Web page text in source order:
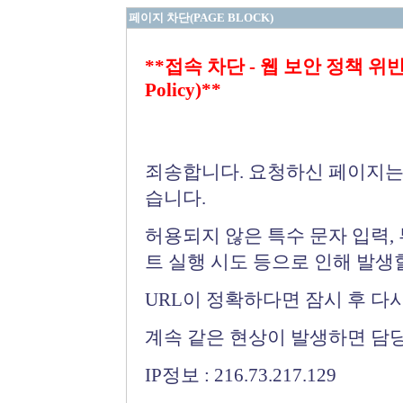
페이지 차단(PAGE BLOCK)
**접속 차단 - 웹 보안 정책 위
Policy)**
죄송합니다. 요청하신 페이지
습니다.
허용되지 않은 특수 문자 입력
트 실행 시도 등으로 인해 발생
URL이 정확하다면 잠시 후 다
계속 같은 현상이 발생하면 담
IP정보 : 216.73.217.129